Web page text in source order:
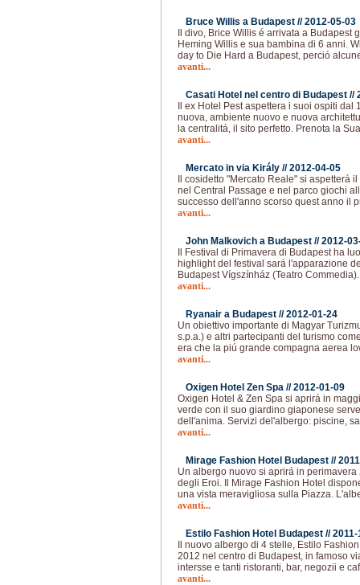
Bruce Willis a Budapest //2012-05-03
Il divo, Brice Willis é arrivata a Budapest
Heming Willis e sua bambina di 6 anni.
day to Die Hard a Budapest, perció
avanti...
Casati Hotel nel centro di Budapest //
Il ex Hotel Pest aspettera i suoi ospiti
nuova, ambiente nuovo e nuova
la centralitá, il sito perfetto. Prenota la
avanti...
Mercato in via Király //2012-04-05
Il cosidetto "Mercato Reale" si aspetterá
nel Central Passage e nel parco giochi
successo dell'anno scorso quest anno il
avanti...
John Malkovich a Budapest //2012-
Il Festival di Primavera di Budapest ha
highlight del festival sará l'apparazione
Budapest Vígszínház (Teatro
avanti...
Ryanair a Budapest //2012-01-24
Un obiettivo importante di Magyar
s.p.a.) e altri partecipanti del turismo
era che la piú grande compagna aerea
avanti...
Oxigen Hotel Zen Spa //2012-01-09
Oxigen Hotel & Zen Spa si aprirá in
verde con il suo giardino giaponese
dell'anima. Servizi del'albergo: piscine,
avanti...
Mirage Fashion Hotel Budapest //
Un albergo nuovo si aprirá in
degli Eroi. Il Mirage Fashion Hotel
una vista meravigliosa sulla Piazza.
avanti...
Estilo Fashion Hotel Budapest //2011-
Il nuovo albergo di 4 stelle, Estilo
2012 nel centro di Budapest, in famoso
intersse e tanti ristoranti, bar, negozii e
avanti...